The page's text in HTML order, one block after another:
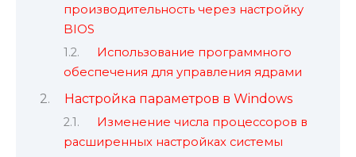
производительность через настройку
BIOS
Использование программного
обеспечения для управления ядрами
Настройка параметров в Windows
Изменение числа процессоров в
расширенных настройках системы